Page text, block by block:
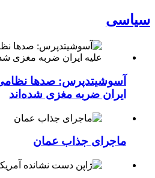
سیاسی
آسوشیتدپرس: صدها
ایران ضربه مغزی شده‌اند
ماجرای جذاب عمان